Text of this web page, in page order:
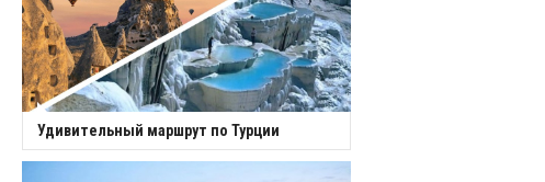
Удивительный маршрут по Турции